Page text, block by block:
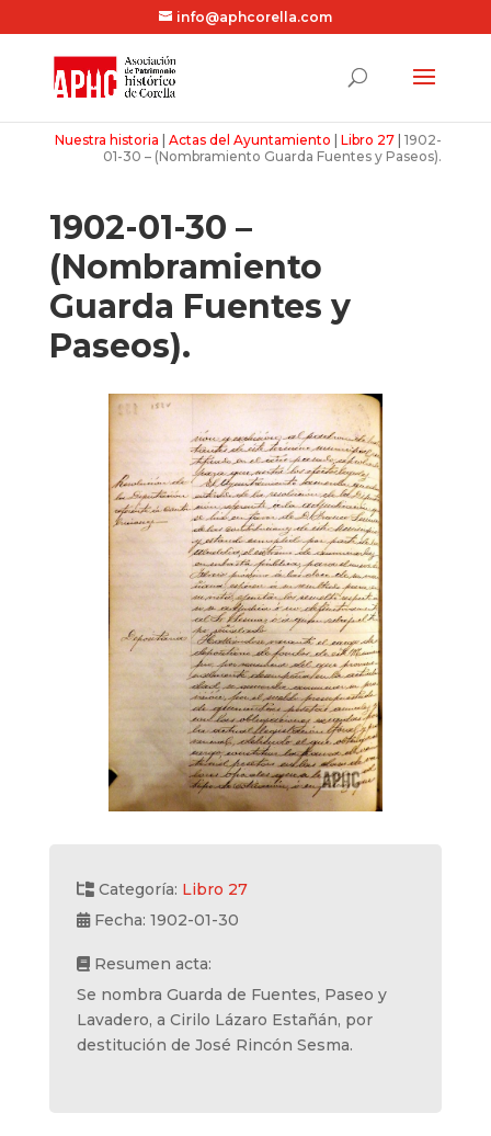
info@aphcorella.com
Nuestra historia |Actas del Ayuntamiento |Libro 27 |1902-
01-30 – (Nombramiento Guarda Fuentes y Paseos).
1902-01-30 –
(Nombramiento
Guarda Fuentes y
Paseos).
Categoría: Libro 27
Fecha: 1902-01-30
Resumen acta:
Se nombra Guarda de Fuentes, Paseo y
Lavadero, a Cirilo Lázaro Estañán, por
destitución de José Rincón Sesma.